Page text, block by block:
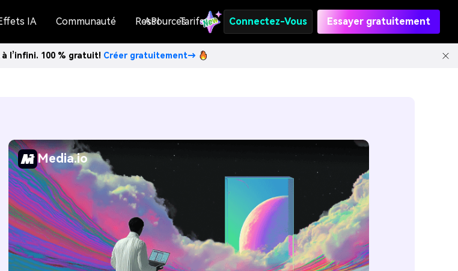
IA Communauté Ressources
API Tarifs Connectez-Vous Essayer gratuitement
l’infini. 100 % gratuit! Créer gratuitement→
Media.io